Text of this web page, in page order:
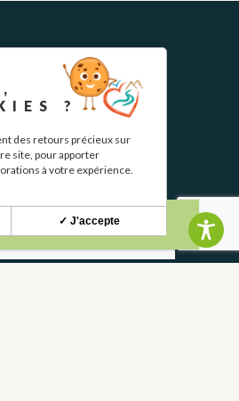
?
des retours précieux sur
site, pour apporter
à votre expérience.
✓ J'accepte